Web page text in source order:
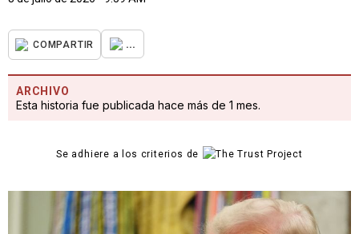
COMPARTIR ...
ARCHIVO
Esta historia fue publicada hace más de 1 mes.
Se adhiere a los criterios de